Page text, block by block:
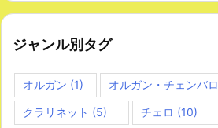
ジャンル別タグ
オルガン (1) オルガン・チェンバロ
クラリネット (5) チェロ (10)